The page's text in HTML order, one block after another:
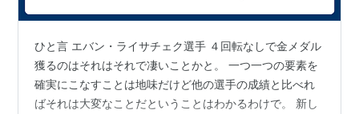
ひと言 エバン・ライサチェク選手 ４回転なしで金メダル
獲るのはそれはそれで凄いことかと。 一つ一つの要素を
確実にこなすことは地味だけど他の選手の成績と比べれ
ばそれは大変なことだということはわかるわけで。 新し